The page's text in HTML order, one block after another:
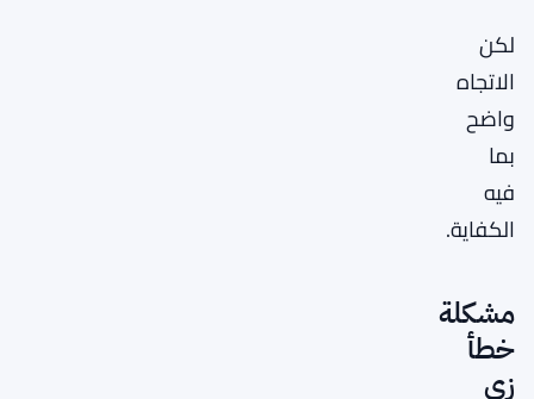
لكن
الاتجاه
واضح
بما
فيه
الكفاية.
مشكلة
خطأ
زي